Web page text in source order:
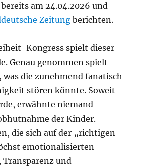
bereits am 24.04.2026 und
Zeitung berichten.
Kongress spielt dieser
Genau genommen spielt
was die zunehmend fanatisch
stören könnte. Soweit
erwähnte niemand
der Kinder.
die sich auf der „richtigen
emotionalisierten
Transparenz und